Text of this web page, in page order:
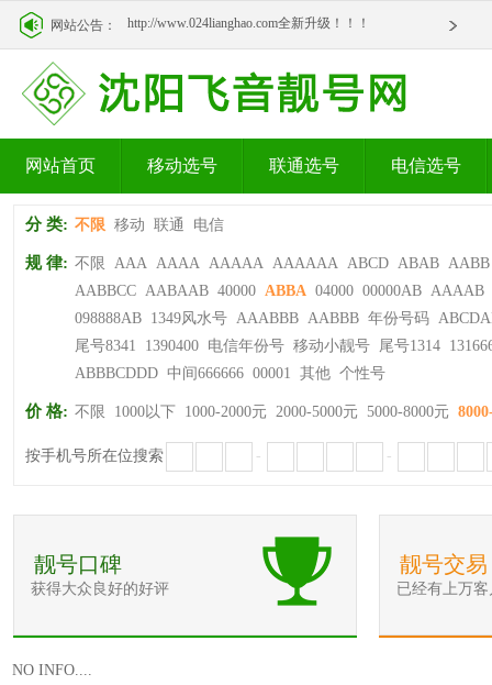
网站公告： http://www.024lianghao.com全新升级！！！
网站首页 移动选号 联通选号 电信选号
分 类: 不限 移动 联通 电信
规 律: 不限 AAA AAAA AAAAA AAAAAA ABCD ABAB AABB
AABBCC AABAAB 40000 ABBA 04000 00000AB AAAAB
098888AB 1349风水号 AAABBB AABBB 年份号码
尾号8341
1390400 电信年份号 移动小靓号 尾号1314
ABBBCDDD 中间666666 00001 其他 个性号
价 格: 不限 1000以下 1000-2000元 2000-5000元 5000-8000元
按手机号所在位搜索 - -
靓号口碑
获得大众良好的好评
靓号交易
已经有上万
NO INFO....